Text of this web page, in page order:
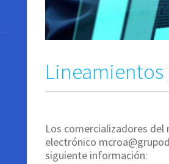
Los comercializadores
electrónico
siguiente información: